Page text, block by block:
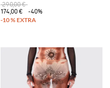
290,00 €
174,00 €
-40%